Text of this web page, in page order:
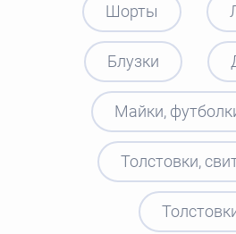
Шорты
Блузки
Майки,
Толстовки,